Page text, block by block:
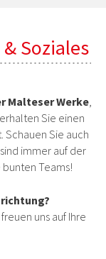
Soziales
Malteser Werke,
Sie einen
Schauen Sie auch
immer auf der
Teams!
uns auf Ihre